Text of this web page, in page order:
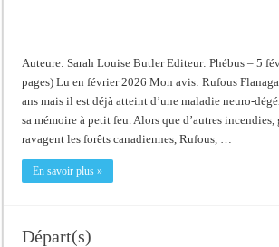
Auteure: Sarah Louise Butler Editeur: Phébus – 5
pages) Lu en février 2026 Mon avis: Rufous
ans mais il est déjà atteint d’une maladie neuro-
sa mémoire à petit feu. Alors que d’autres incendies,
ravagent les forêts canadiennes, Rufous, …
En savoir plus »
Départ(s)